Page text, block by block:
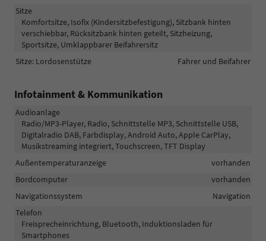
Sitze
Komfortsitze, Isofix (Kindersitzbefestigung), Sitzbank hinten
verschiebbar, Rücksitzbank hinten geteilt, Sitzheizung,
Sportsitze, Umklappbarer Beifahrersitz
Sitze: Lordosenstütze
Fahrer und Beifahrer
Infotainment & Kommunikation
Audioanlage
Radio/MP3-Player, Radio, Schnittstelle MP3, Schnittstelle USB,
Digitalradio DAB, Farbdisplay, Android Auto, Apple CarPlay,
Musikstreaming integriert, Touchscreen, TFT Display
Außentemperaturanzeige
vorhanden
Bordcomputer
vorhanden
Navigationssystem
Navigation
Telefon
Freisprecheinrichtung, Bluetooth, Induktionsladen für
Smartphones